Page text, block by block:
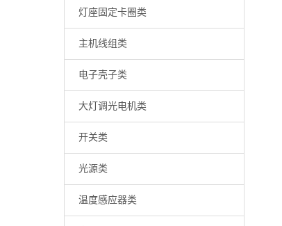
灯座固定卡圈类
主机线组类
电子壳子类
大灯调光电机类
开关类
光源类
温度感应器类